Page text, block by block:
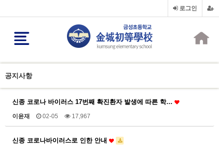
로그인
공지사항
신종 코로나 바이러스 17번째 확진환자 발생에 따른 학…
이윤재 02-05 17,967
신종 코로나바이러스로 인한 안내